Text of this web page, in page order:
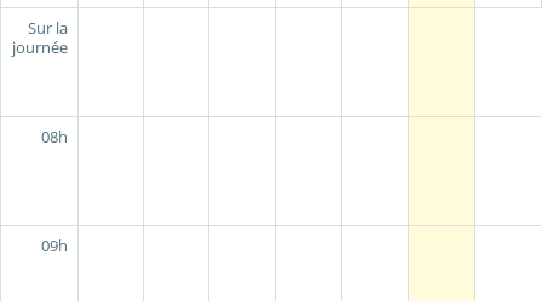
Sur la
journée
08h
09h